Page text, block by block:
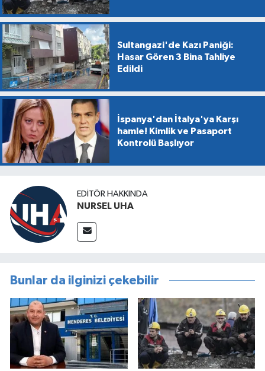
Sultangazi'de Kazı Paniği:
Hasar Gören 3 Bina Tahliye
Edildi
İspanya'dan İtalya'ya Karşı
hamle! Kimlik ve Pasaport
Kontrolü Başlıyor
EDITÖR HAKKINDA
NURSEL UHA
Bunlar da ilginizi çekebilir